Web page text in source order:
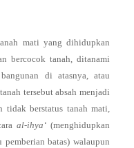
mati yang dihidupkan
bercocok tanah, ditanami
di atasnya, atau
tersebut absah menjadi
tidak berstatus tanah mati,
al-ihya‘ (menghidupkan
pemberian batas) walaupun